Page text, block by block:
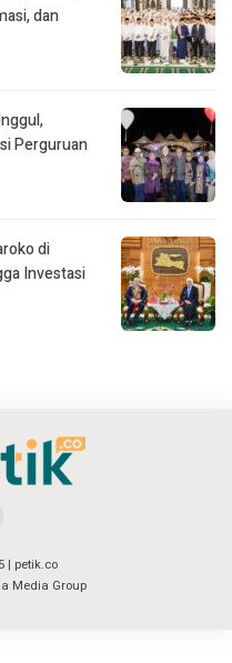
dan
Perguruan
di
Investasi
| petik.co
Media Group